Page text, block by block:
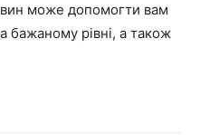
може допомогти вам
бажаному рівні, а також